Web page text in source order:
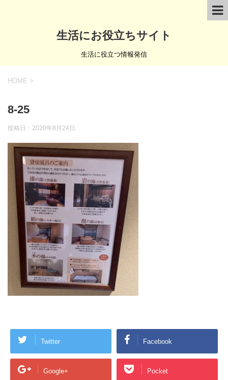
生活にお役立ちサイト
生活に役立つ情報発信
HOME >
8-25
投稿日： 2020年8月24日
Twitter Facebook
Google+ Pocket